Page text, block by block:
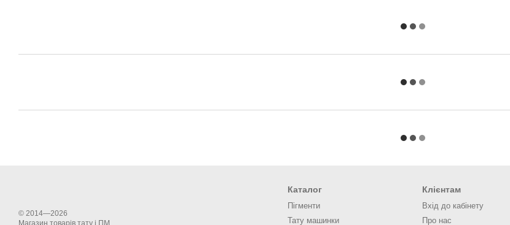
© 2014—2026
Магазин товарів тату і ПМ
Каталог
Пігменти
Тату машинки
Клієнтам
Вхід до кабінету
Про нас